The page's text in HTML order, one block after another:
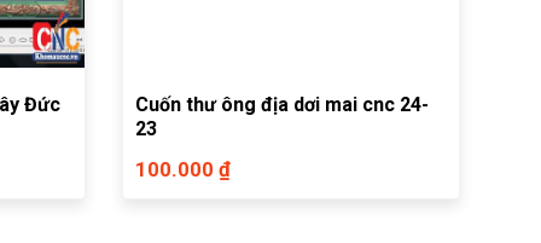
Đức
Cuốn thư ông địa dơi mai cnc 24-
23
100.000 ₫